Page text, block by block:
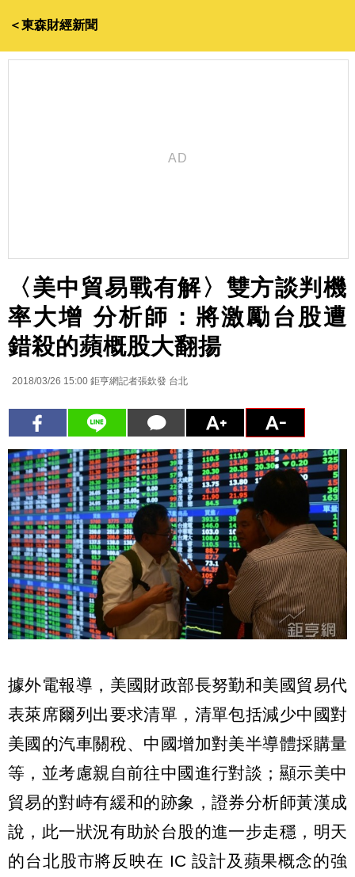
＜東森財經新聞
〈美中貿易戰有解〉雙方談判機
率大增 分析師：將激勵台股遭
錯殺的蘋概股大翻揚
2018/03/26 15:00 鉅亨網記者張欽發 台北
據外電報導，美國財政部長努勤和美國貿易代
表萊席爾列出要求清單，清單包括減少中國對
美國的汽車關稅、中國增加對美半導體採購量
等，並考慮親自前往中國進行對談；顯示美中
貿易的對峙有緩和的跡象，證券分析師黃漢成
說，此一狀況有助於台股的進一步走穩，明天
的台北股市將反映在 IC 設計及蘋果概念的強